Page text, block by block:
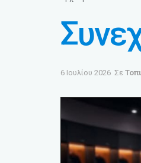
6 Ιουλίου 2026 Σε